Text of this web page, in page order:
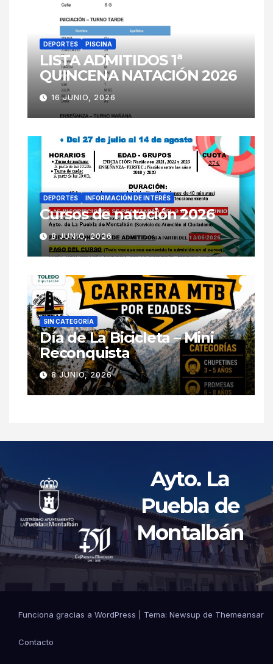
DEPORTES PISCINA
LISTA ADMITIDOS 1ª
QUINCENA NATACIÓN 2026
16 JUNIO, 2026
DEPORTES INFORMACIÓN DE INTERÉS
Cursos de natación 2026
8 JUNIO, 2026
SIN CATEGORÍA
Día de La Bicicleta – Mini
Reconquista
8 JUNIO, 2026
Ayto. La
Puebla de
Montalbán
Funciona gracias a WordPress Tema: Newsup de Themeansar
Contacto